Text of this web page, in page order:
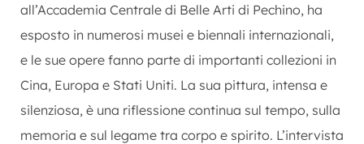
all’Accademia Centrale di Belle Arti di Pechino, ha
esposto in numerosi musei e biennali internazionali,
e le sue opere fanno parte di importanti collezioni in
Cina, Europa e Stati Uniti. La sua pittura, intensa e
silenziosa, è una riflessione continua sul tempo, sulla
memoria e sul legame tra corpo e spirito. L’intervista